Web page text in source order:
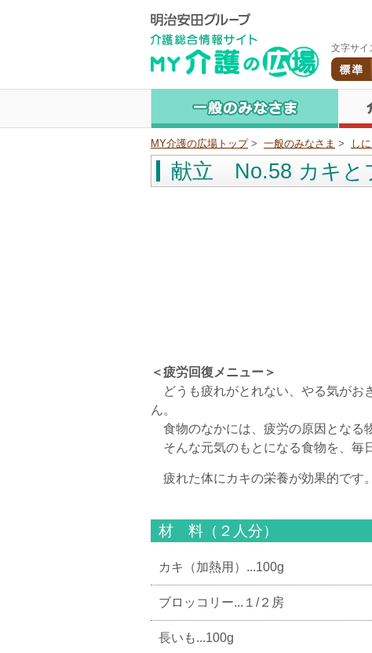
文字サイ
MY介護の広場トップ> 一般のみなさま > し
献立 No.58 カキと
＜疲労回復メニュー＞
どうも疲れがとれない、やる気がお
ん。
食物のなかには、疲労の原因となる
そんな元気のもとになる食物を、毎
疲れた体にカキの栄養が効果的です。
材 料（２人分）
カキ（加熱用）...100g
ブロッコリー...１/２房
長いも...100g